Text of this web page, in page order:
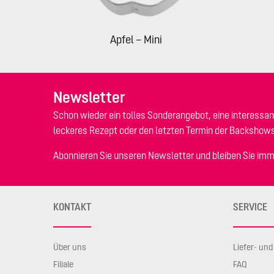
Apfel – Mini
Newsletter
Schon wieder ein tolles Sonderangebot, eine
leckeres Rezept oder den letzten Termin der
Abonnieren Sie unseren Newsletter und bleiben Sie
KONTAKT
Über uns
Filiale
SERVICE
Liefer-
FAQ